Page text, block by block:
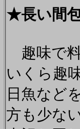
★長い間
趣味で
いくら趣
日魚など
方も少な